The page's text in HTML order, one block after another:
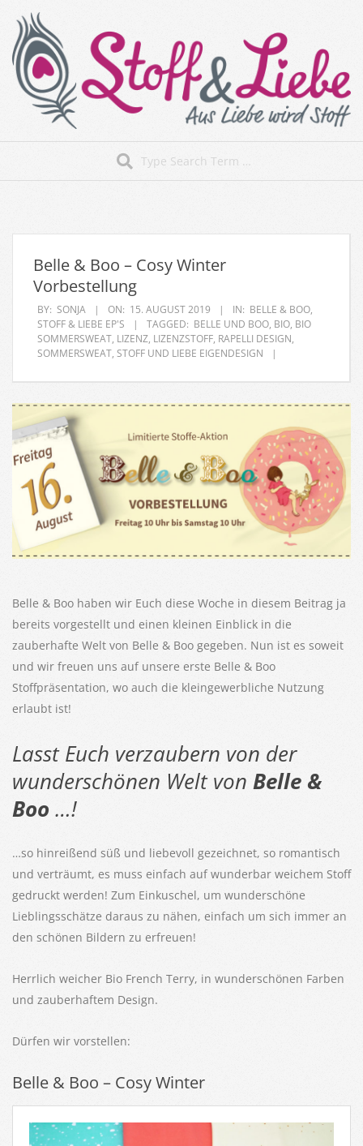
content
Stoff&Liebe
Menu
Belle & Boo – Cosy Winter
Vorbestellung
BY: SONJA ON: 15. AUGUST 2019 IN: BELLE & BOO,
STOFF & LIEBE EP'S
TAGGED: BELLE UND BOO, BIO, BIO
SOMMERSWEAT, LIZENZ, LIZENZSTOFF, RAPELLI DESIGN,
SOMMERSWEAT, STOFF UND LIEBE EIGENDESIGN
Belle & Boo haben wir Euch diese Woche in diesem Beitrag ja
bereits vorgestellt und einen kleinen Einblick in die
zauberhafte Welt von Belle & Boo gegeben. Nun ist es soweit
und wir freuen uns auf unsere erste Belle & Boo
Stoffpräsentation, wo auch die kleingewerbliche Nutzung
erlaubt ist!
Lasst Euch verzaubern von der
wunderschönen Welt von Belle &
Boo …!
…so hinreißend süß und liebevoll gezeichnet, so romantisch
und verträumt, es muss einfach auf wunderbar weichem Stoff
gedruckt werden! Zum Einkuschel, um wunderschöne
Lieblingsschätze daraus zu nähen, einfach um sich immer an
den schönen Bildern zu erfreuen!
Herrlich weicher Bio French Terry, in wunderschönen Farben
und zauberhaftem Design.
Dürfen wir vorstellen:
Belle & Boo – Cosy Winter